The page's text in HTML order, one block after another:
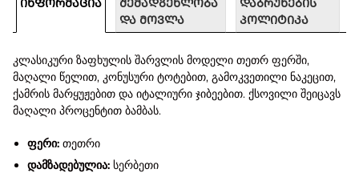
ᲘᲜᲤᲝᲠᲛᲐᲪᲘᲐ
ᲨᲔᲛᲐᲓᲒᲔᲜᲚᲝᲑᲐ
ᲓᲐ ᲛᲝᲕᲚᲐ
ᲓᲐᲑᲠᲣᲜᲔᲑᲘᲡ
ᲞᲝᲚᲘᲢᲘᲙᲐ
კლასიკური ზაფხულის შარვლის მოდელი თეთრ ფერში,
მაღალი წელით, კონუსური ტოტებით, გამოკვეთილი ნაკეცით,
ქამრის მარყუჟებით და იტალიური ჯიბეებით. ქსოვილი შეიცავს
მაღალი პროცენტით ბამბას.
ფერი:თეთრი
დამზადებულია:სერბეთი